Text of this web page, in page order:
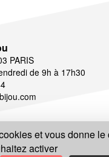
PARIS
de 9h à 17h30
Suivez notre actualité
et vous donne le
activer